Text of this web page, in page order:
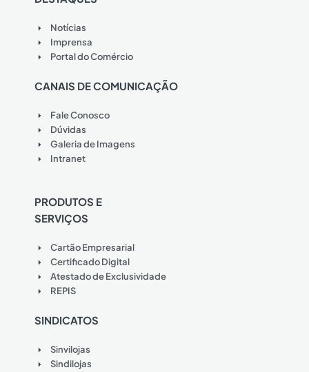
Notícias
Imprensa
Portal do Comércio
CANAIS DE COMUNICAÇÃO
Fale Conosco
Dúvidas
Galeria de Imagens
Intranet
PRODUTOS E
SERVIÇOS
Cartão Empresarial
Certificado Digital
Atestado de Exclusividade
REPIS
SINDICATOS
Sinvilojas
Sindilojas